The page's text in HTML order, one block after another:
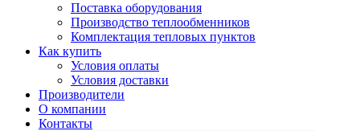
Поставка оборудования
Производство теплообменников
Комплектация тепловых пунктов
Как купить
Условия оплаты
Условия доставки
Производители
О компании
Контакты